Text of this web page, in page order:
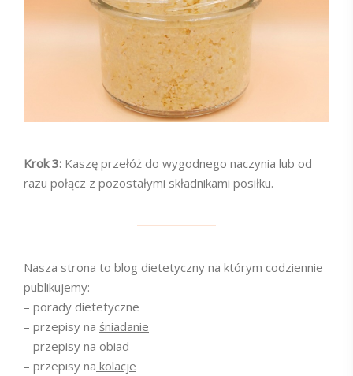
Krok 3: Kaszę przełóż do wygodnego naczynia lub od
razu połącz z pozostałymi składnikami posiłku.
Nasza strona to blog dietetyczny na którym codziennie
publikujemy:
– porady dietetyczne
– przepisy na śniadanie
– przepisy na obiad
– przepisy na kolacje